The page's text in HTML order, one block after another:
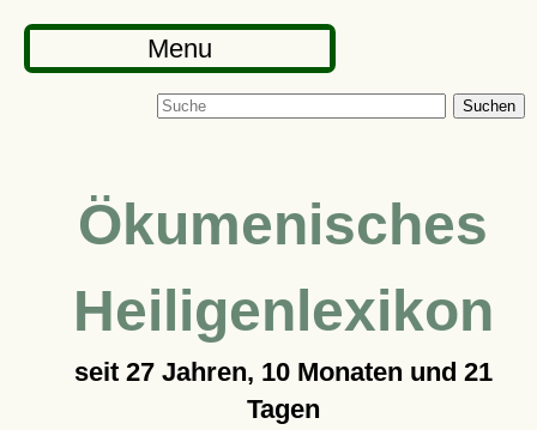
Menu
Suchen
Ökumenisches
Heiligenlexikon
seit 27 Jahren, 10 Monaten und 21
Tagen